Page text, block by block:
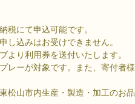
税にて申込可能です。
込みはお受けできません。
より利用券を送付いたします。
レーが対象です。また、寄付者様
松山市内生産・製造・加工のお品